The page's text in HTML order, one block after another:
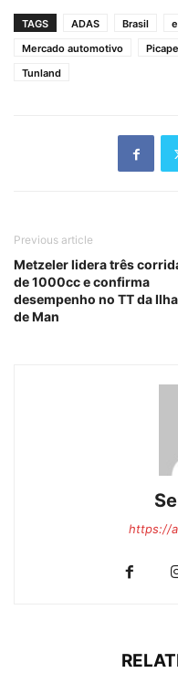
TAGS ADAS Brasil
Mercado automotivo
Tunland
Previous article
Metzeler lidera três
de 1000cc e confirma
desempenho no TT da Ilha
de Man
https://